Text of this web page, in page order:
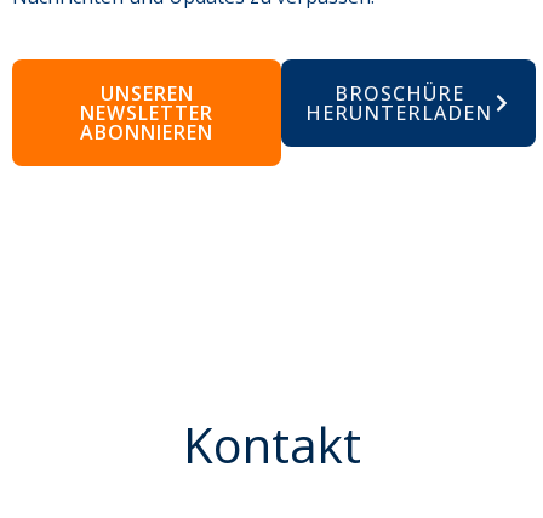
UNSEREN
NEWSLETTER
ABONNIEREN
BROSCHÜRE
HERUNTERLADEN
Kontakt